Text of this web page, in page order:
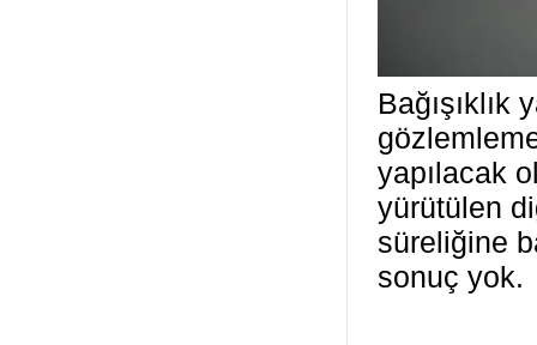
Bağışıklık
yapılacak
yürütülen
süreliğine
sonuç yok.